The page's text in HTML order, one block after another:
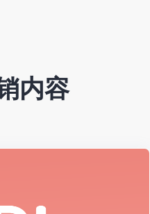
内容